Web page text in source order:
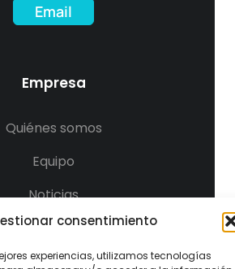
consentimiento
experiencias, utilizamos tecnologías
Email
Empresa
Quiénes somos
Equipo
Noticias
Síguenos